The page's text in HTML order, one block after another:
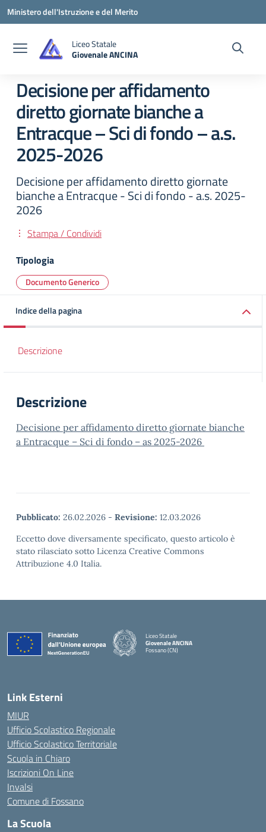
Vai ai contenuti
Vai al menu di navigazione
Vai al footer
Ministero dell'Istruzione e del Merito
Liceo Statale
Giovenale ANCINA
Decisione per affidamento
diretto giornate bianche a
Entracque – Sci di fondo – a.s.
2025-2026
Decisione per affidamento diretto giornate
bianche a Entracque - Sci di fondo - a.s. 2025-
2026
Stampa / Condividi
Tipologia
Documento Generico
Indice della pagina
Descrizione
Descrizione
Decisione per affidamento diretto giornate bianche
a Entracque – Sci di fondo – as 2025-2026
Pubblicato: 26.02.2026 - Revisione: 12.03.2026
Eccetto dove diversamente specificato, questo articolo è
stato rilasciato sotto Licenza Creative Commons
Attribuzione 4.0 Italia.
Liceo Statale
Giovenale ANCINA
Fossano (CN)
Link Esterni
MIUR
Ufficio Scolastico Regionale
Ufficio Scolastico Territoriale
Scuola in Chiaro
Iscrizioni On Line
Invalsi
Comune di Fossano
La Scuola